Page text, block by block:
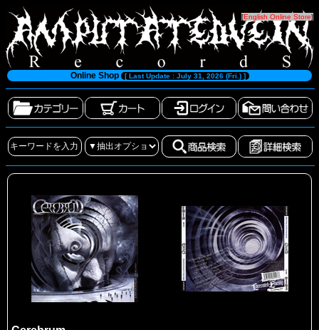
[English Online Store]
Online Shop [ Last Update : July 31, 2026 (Fri.) ]